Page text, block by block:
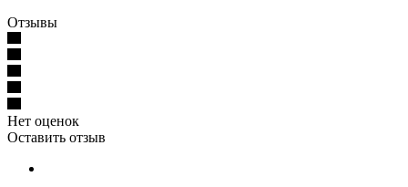
Отзывы
Нет оценок
Оставить отзыв